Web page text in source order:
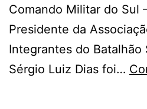
Comando Militar do Sul
Presidente da
Integrantes do Batalhão
Sérgio Luiz Dias foi…